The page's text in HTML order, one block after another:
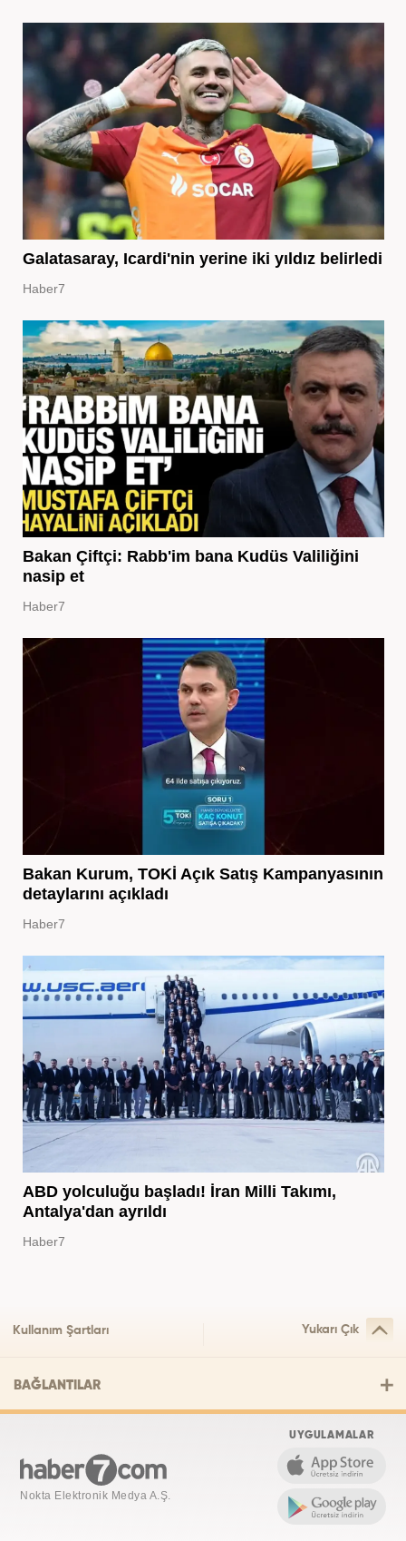
Galatasaray, Icardi'nin yerine iki yıldız belirledi
Haber7
Bakan Çiftçi: Rabb'im bana Kudüs Valiliğini
nasip et
Haber7
Bakan Kurum, TOKİ Açık Satış Kampanyasının
detaylarını açıkladı
Haber7
ABD yolculuğu başladı! İran Milli Takımı,
Antalya'dan ayrıldı
Haber7
Kullanım Şartları Yukarı Çık
BAĞLANTILAR
Nokta Elektronik Medya A.Ş.
UYGULAMALAR